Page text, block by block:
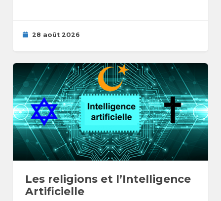
28 août 2026
Les religions et l’Intelligence
Artificielle